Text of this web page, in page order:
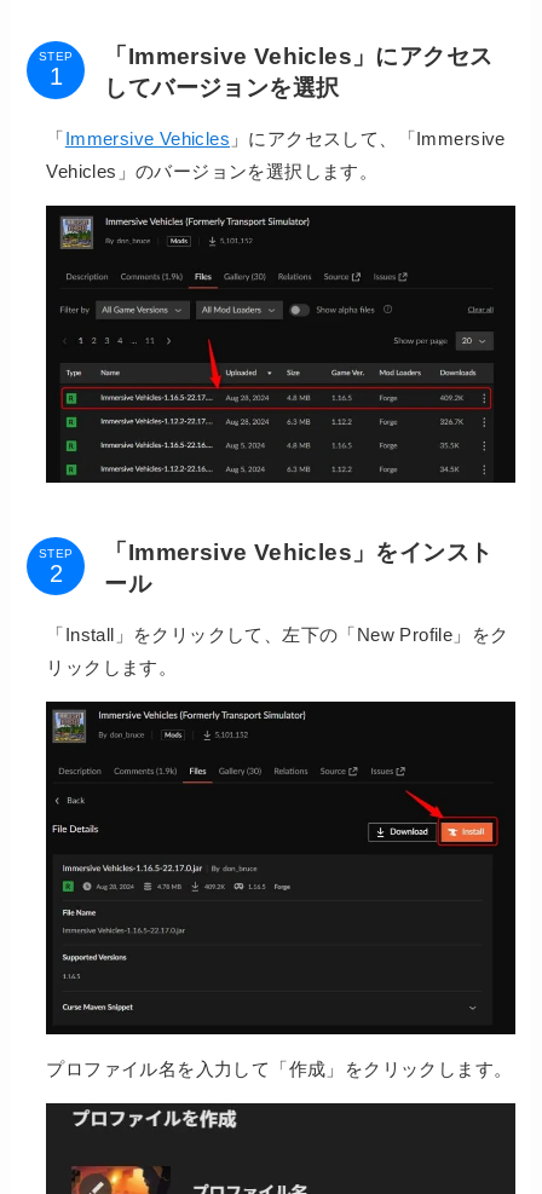
STEP
「Immersive Vehicles」にアクセス
してバージョンを選択
「Immersive Vehicles 」にアクセスして、「Immersive
Vehicles」のバージョンを選択します。
STEP
「Immersive Vehicles」をインスト
ール
「Install」をクリックして、左下の「New Profile」をク
リックします。
プロファイル名を入力して「作成」をクリックします。